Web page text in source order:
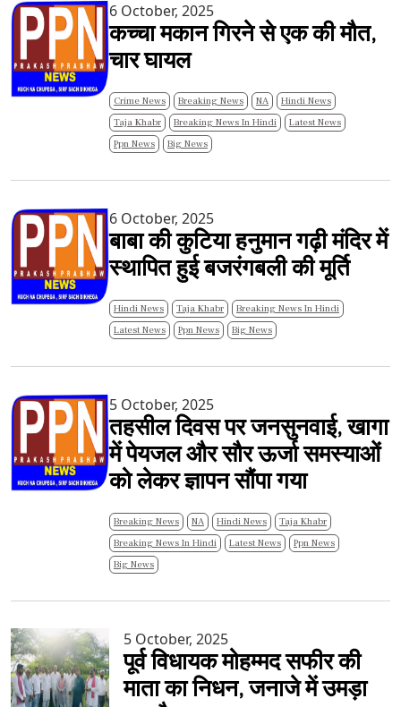
6 October, 2025
कच्चा मकान गिरने से एक की मौत,
चार घायल
Crime News Breaking News NA
Hindi News
Taja Khabr
Breaking News In Hindi
Latest News
Ppn News
Big News
6 October, 2025
बाबा की कुटिया हनुमान गढ़ी मंदिर में
स्थापित हुई बजरंगबली की मूर्ति
Hindi News Taja Khabr
Breaking News In Hindi
Latest News
Ppn News Big News
5 October, 2025
तहसील दिवस पर जनसुनवाई, खागा
में पेयजल और सौर ऊर्जा समस्याओं
को लेकर ज्ञापन सौंपा गया
Breaking News NA Hindi News
Taja Khabr
Breaking News In Hindi
Latest News
Ppn News
Big News
5 October, 2025
पूर्व विधायक मोहम्मद सफीर की
माता का निधन, जनाजे में उमड़ा